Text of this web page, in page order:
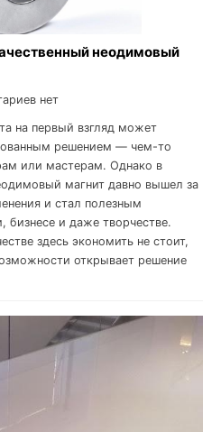
неодимовый
нет
на первый взгляд может
решением — чем-то
или мастерам. Однако в
магнит давно вышел за
и стал полезным
бизнесе и даже творчестве.
здесь экономить не стоит,
открывает решение